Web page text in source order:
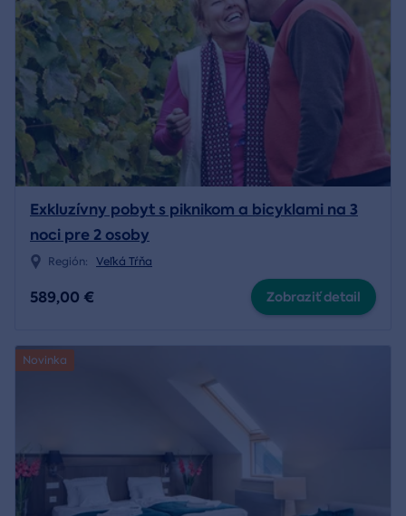
Exkluzívny pobyt s piknikom a bicyklami na 3
noci pre 2 osoby
Región: Veľká Tŕňa
589,00 € Zobraziť detail
Novinka